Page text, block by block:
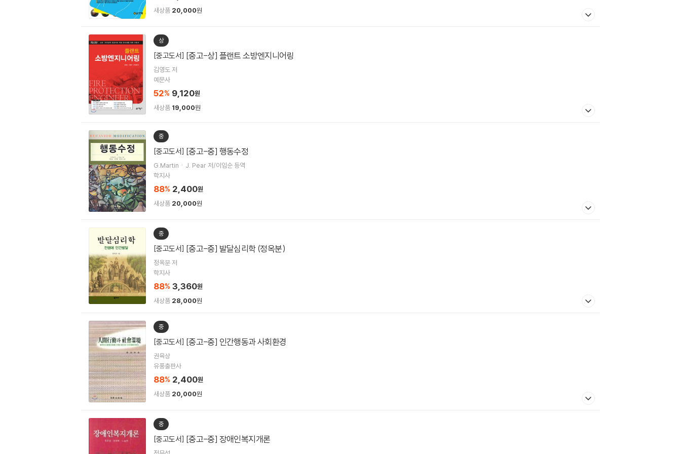
새상품 20,000원
상
[중고도서] [중고-상] 플랜트 소방엔지니어링
김영도 저
예문사
52% 9,120원
새상품 19,000원
중
[중고도서] [중고-중] 행동수정
G.MartinㆍJ. Pear 저/이임순 등역
학지사
88% 2,400원
새상품 20,000원
중
[중고도서] [중고-중] 발달심리학 (정옥분)
정옥분 저
학지사
88% 3,360원
새상품 28,000원
중
[중고도서] [중고-중] 인간행동과 사회환경
권육상
유풍출판사
88% 2,400원
새상품 20,000원
중
[중고도서] [중고-중] 장애인복지개론